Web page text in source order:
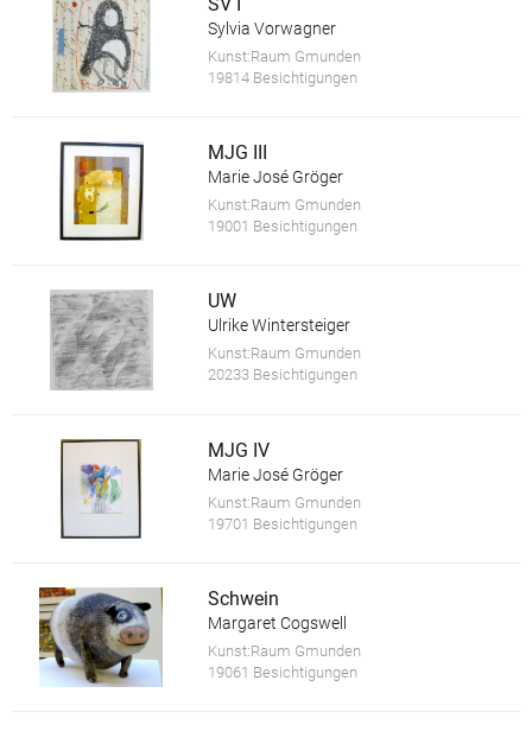
Sylvia Vorwagner
Kunst:Raum Gmunden
19814 Besichtigungen
MJG III
Marie José Gröger
Kunst:Raum Gmunden
19001 Besichtigungen
UW
Ulrike Wintersteiger
Kunst:Raum Gmunden
20233 Besichtigungen
MJG IV
Marie José Gröger
Kunst:Raum Gmunden
19701 Besichtigungen
Schwein
Margaret Cogswell
Kunst:Raum Gmunden
19061 Besichtigungen